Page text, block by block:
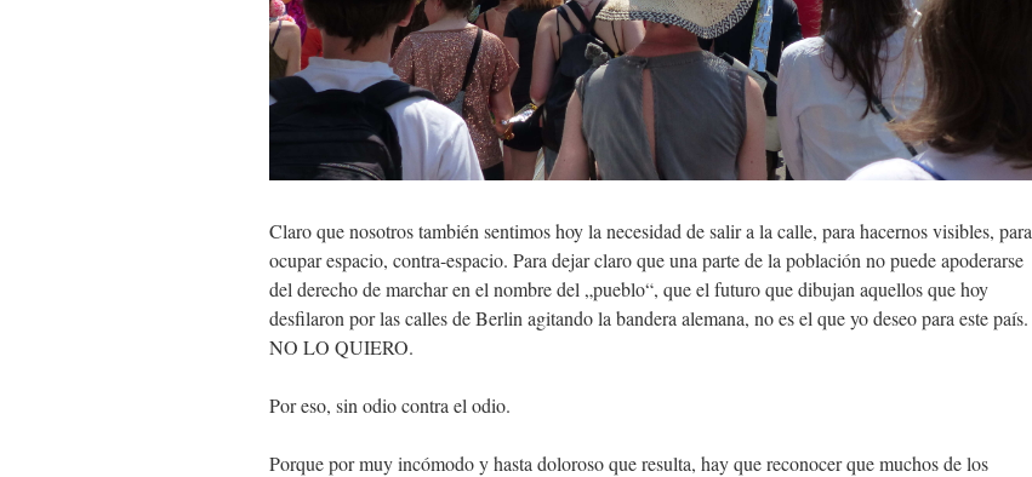
Claro que nosotros también sentimos hoy la necesidad de salir a la calle, para hacernos visibles, para
ocupar espacio, contra-espacio. Para dejar claro que una parte de la población no puede apoderarse
del derecho de marchar en el nombre del „pueblo“, que el futuro que dibujan aquellos que hoy
desfilaron por las calles de Berlin agitando la bandera alemana, no es el que yo deseo para este país.
NO LO QUIERO.
Por eso, sin odio contra el odio.
Porque por muy incómodo y hasta doloroso que resulta, hay que reconocer que muchos de los